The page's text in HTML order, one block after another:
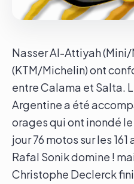
Contact
Nasser Al-Attiyah
(KTM/Michelin) ont
entre Calama et Salta.
Argentine a été
orages qui ont inondé
jour 76 motos sur les
Rafal Sonik domine !
Christophe Declerck